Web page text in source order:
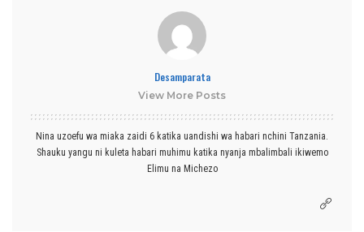
Desamparata
View More Posts
Nina uzoefu wa miaka zaidi 6 katika uandishi wa habari nchini Tanzania.
Shauku yangu ni kuleta habari muhimu katika nyanja mbalimbali ikiwemo
Elimu na Michezo